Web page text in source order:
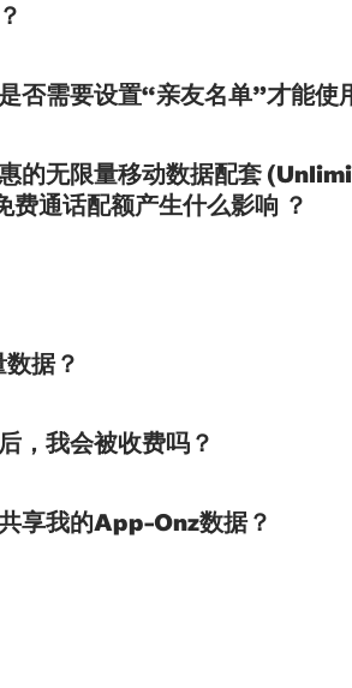
否需要设置“亲友名单”才能使
的无限量移动数据配套
通话配额产生什么影响 ？
据？
，我会被收费吗？
享我的App-Onz数据？